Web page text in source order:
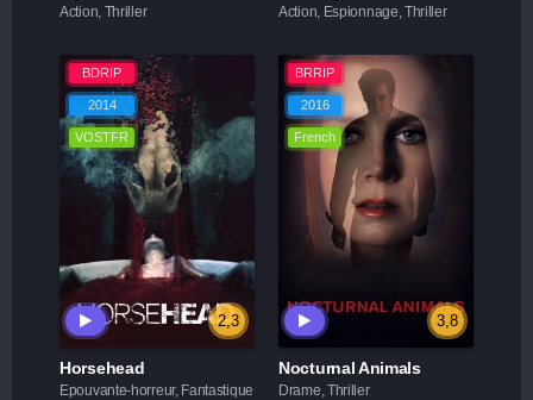
Action, Thriller Action, Espionnage, Thriller
BDRIP
2014
VOSTFR
2,3
Horsehead
Epouvante-horreur, Fantastique
BRRIP
2016
French
3,8
Nocturnal Animals
Drame, Thriller